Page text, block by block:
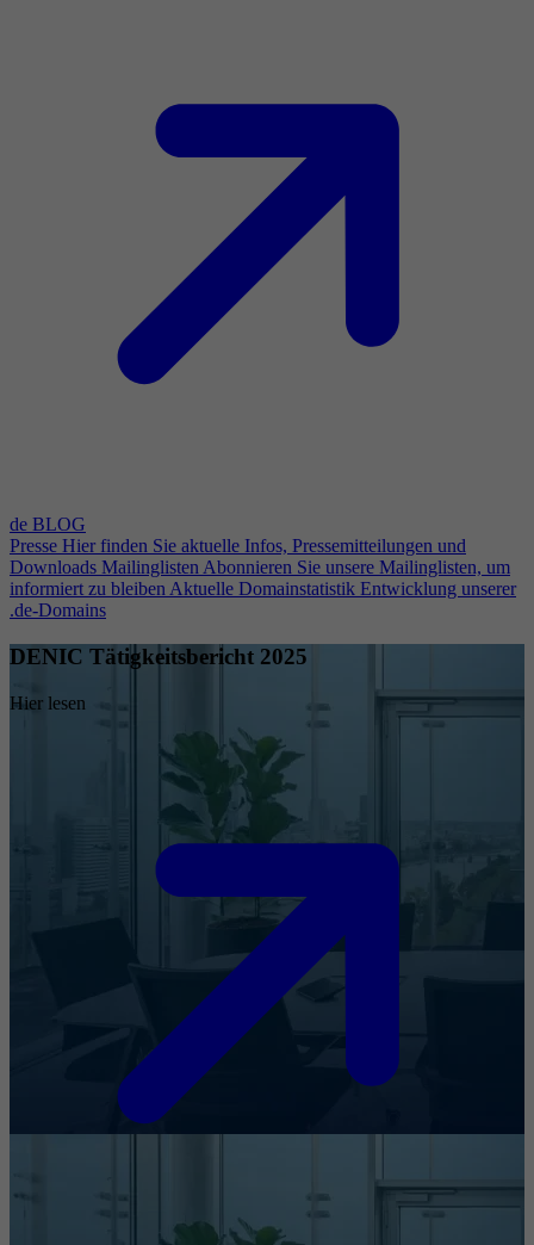
de BLOG
Presse Hier finden Sie aktuelle Infos, Pressemitteilungen und
Downloads Mailinglisten Abonnieren Sie unsere Mailinglisten, um
informiert zu bleiben Aktuelle Domainstatistik Entwicklung unserer
.de-Domains
DENIC Tätigkeitsbericht 2025
Hier lesen